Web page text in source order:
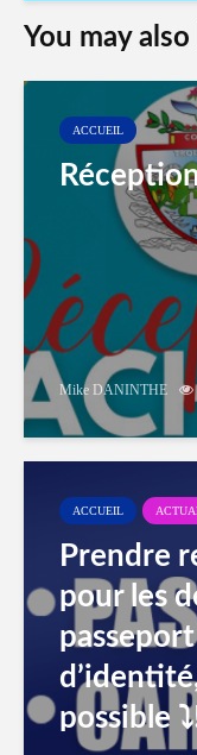
You may also
ACCUEIL
Mike DANINTHE
ACCUEIL
Prendre
pour les
possible